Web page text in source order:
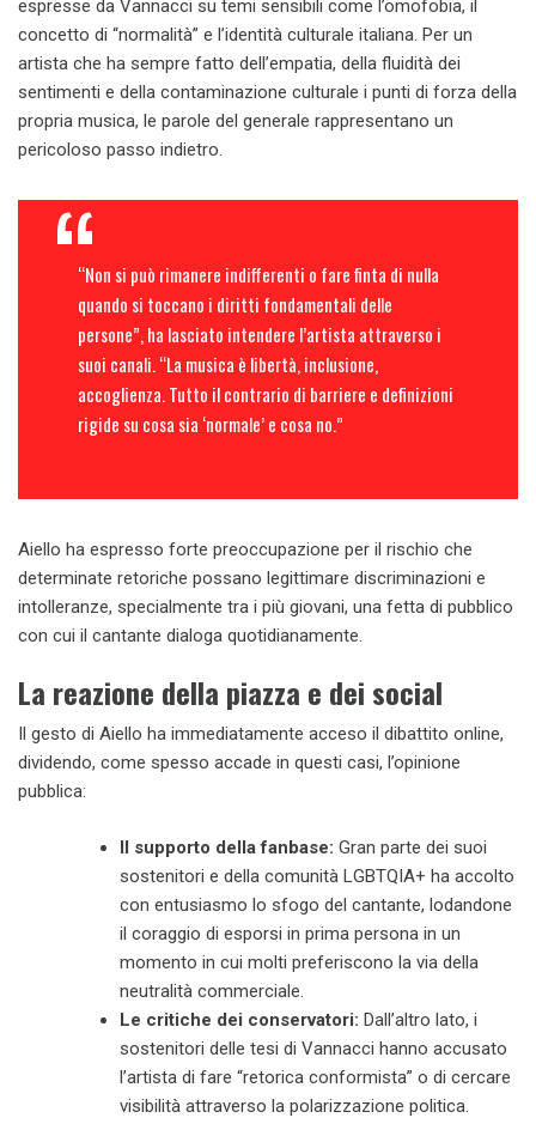
espresse da Vannacci su temi sensibili come l’omofobia, il
concetto di “normalità” e l’identità culturale italiana. Per un
artista che ha sempre fatto dell’empatia, della fluidità dei
sentimenti e della contaminazione culturale i punti di forza della
propria musica, le parole del generale rappresentano un
pericoloso passo indietro.
“Non si può rimanere indifferenti o fare finta di nulla
quando si toccano i diritti fondamentali delle
persone”, ha lasciato intendere l’artista attraverso i
suoi canali. “La musica è libertà, inclusione,
accoglienza. Tutto il contrario di barriere e definizioni
rigide su cosa sia ‘normale’ e cosa no.”
Aiello ha espresso forte preoccupazione per il rischio che
determinate retoriche possano legittimare discriminazioni e
intolleranze, specialmente tra i più giovani, una fetta di pubblico
con cui il cantante dialoga quotidianamente.
La reazione della piazza e dei social
Il gesto di Aiello ha immediatamente acceso il dibattito online,
dividendo, come spesso accade in questi casi, l’opinione
pubblica:
Il supporto della fanbase: Gran parte dei suoi
sostenitori e della comunità LGBTQIA+ ha accolto
con entusiasmo lo sfogo del cantante, lodandone
il coraggio di esporsi in prima persona in un
momento in cui molti preferiscono la via della
neutralità commerciale.
Le critiche dei conservatori: Dall’altro lato, i
sostenitori delle tesi di Vannacci hanno accusato
l’artista di fare “retorica conformista” o di cercare
visibilità attraverso la polarizzazione politica.